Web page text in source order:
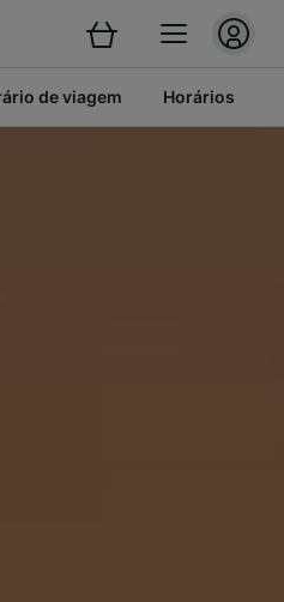
de viagem Horários